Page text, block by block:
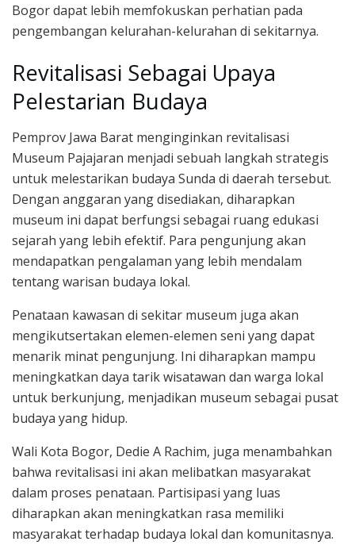
Bogor dapat lebih memfokuskan perhatian pada
pengembangan kelurahan-kelurahan di sekitarnya.
Revitalisasi Sebagai Upaya
Pelestarian Budaya
Pemprov Jawa Barat menginginkan revitalisasi
Museum Pajajaran menjadi sebuah langkah strategis
untuk melestarikan budaya Sunda di daerah tersebut.
Dengan anggaran yang disediakan, diharapkan
museum ini dapat berfungsi sebagai ruang edukasi
sejarah yang lebih efektif. Para pengunjung akan
mendapatkan pengalaman yang lebih mendalam
tentang warisan budaya lokal.
Penataan kawasan di sekitar museum juga akan
mengikutsertakan elemen-elemen seni yang dapat
menarik minat pengunjung. Ini diharapkan mampu
meningkatkan daya tarik wisatawan dan warga lokal
untuk berkunjung, menjadikan museum sebagai pusat
budaya yang hidup.
Wali Kota Bogor, Dedie A Rachim, juga menambahkan
bahwa revitalisasi ini akan melibatkan masyarakat
dalam proses penataan. Partisipasi yang luas
diharapkan akan meningkatkan rasa memiliki
masyarakat terhadap budaya lokal dan komunitasnya.